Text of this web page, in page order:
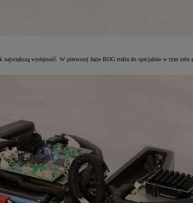
wydajność. W pierwszej fazie BOG trafia do specjalnie w tym